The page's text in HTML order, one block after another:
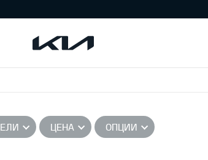
ЦЕНА ОПЦИИ